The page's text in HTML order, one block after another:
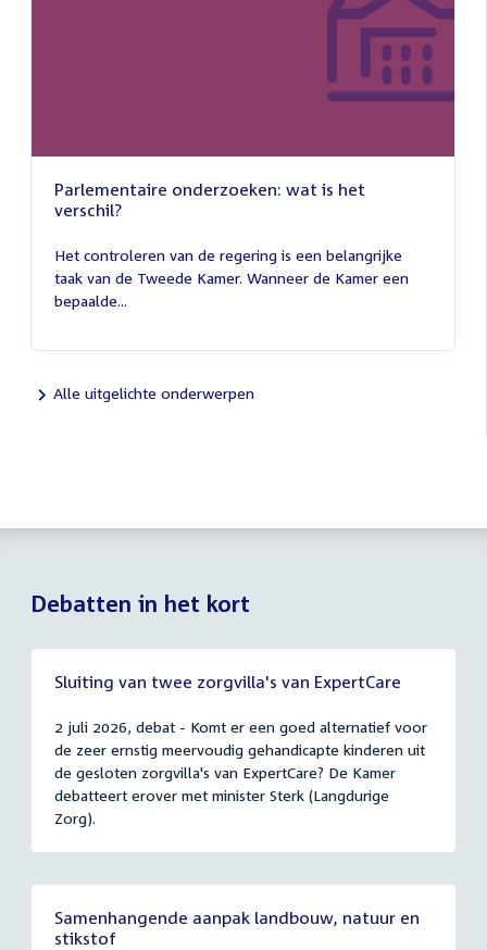
Parlementaire onderzoeken: wat is het
verschil?
juli
2026
Het controleren van de regering is een belangrijke
taak van de Tweede Kamer. Wanneer de Kamer een
bepaalde...
Alle uitgelichte onderwerpen
Debatten in het kort
Sluiting van twee zorgvilla's van ExpertCare
2 juli 2026, debat - Komt er een goed alternatief voor
de zeer ernstig meervoudig gehandicapte kinderen uit
de gesloten zorgvilla's van ExpertCare? De Kamer
debatteert erover met minister Sterk (Langdurige
Zorg).
Samenhangende aanpak landbouw, natuur en
stikstof